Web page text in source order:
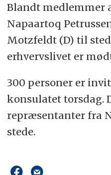
Blandt medlemmer
Napaartoq
Motzfeldt (D) til
erhvervslivet er
300 personer er
konsulatet torsdag.
repræsentanter fra
stede.